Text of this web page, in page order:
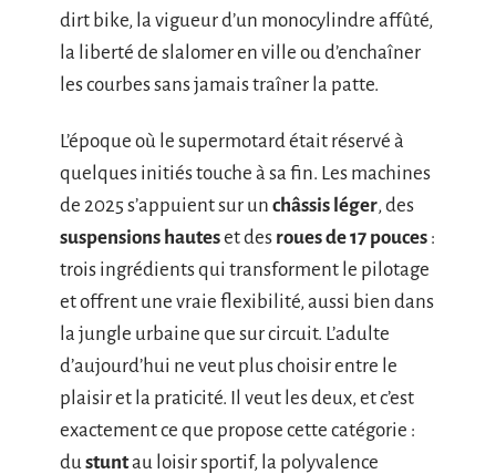
dirt bike, la vigueur d’un monocylindre affûté,
la liberté de slalomer en ville ou d’enchaîner
les courbes sans jamais traîner la patte.
L’époque où le supermotard était réservé à
quelques initiés touche à sa fin. Les machines
de 2025 s’appuient sur un châssis léger, des
suspensions hauteset des roues de 17 pouces :
trois ingrédients qui transforment le pilotage
et offrent une vraie flexibilité, aussi bien dans
la jungle urbaine que sur circuit. L’adulte
d’aujourd’hui ne veut plus choisir entre le
plaisir et la praticité. Il veut les deux, et c’est
exactement ce que propose cette catégorie :
dustuntau loisir sportif, la polyvalence